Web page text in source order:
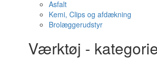
Asfalt
Kemi, Clips og afdækning
Brolæggerudstyr
Værktøj -